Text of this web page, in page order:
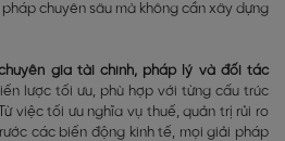
chuyên sâu mà không cần xây dựng
gia tài chính, pháp lý và đối tác
lược tối ưu, phù hợp với từng cấu trúc
việc tối ưu nghĩa vụ thuế, quản trị rủi ro
các biến động kinh tế, mọi giải pháp